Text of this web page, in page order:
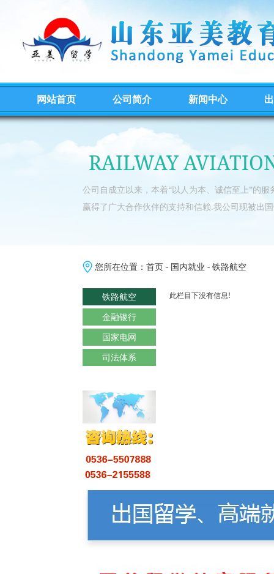
网站首页 公司简介 新闻中心
RAILWAY
公司自成立以来，本着“以人为本、诚信至上”的
赢得了广大合作伙伴的支持和信赖.我公司现被出
您所在位置： 首页 - 国内就业 - 铁路航空
铁路航空
金融银行
国家电网
司法体系
此栏目下没有信息!